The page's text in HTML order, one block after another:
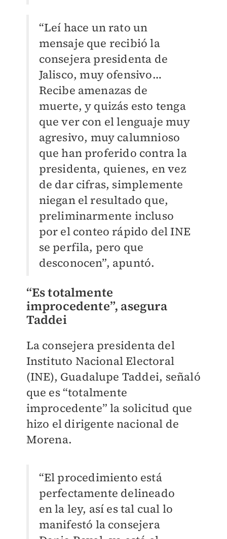
“Leí hace un rato un
mensaje que recibió la
consejera presidenta de
Jalisco, muy ofensivo…
Recibe amenazas de
muerte, y quizás esto tenga
que ver con el lenguaje muy
agresivo, muy calumnioso
que han proferido contra la
presidenta, quienes, en vez
de dar cifras, simplemente
niegan el resultado que,
preliminarmente incluso
por el conteo rápido del INE
se perfila, pero que
desconocen”, apuntó.
“Es totalmente
improcedente”, asegura
Taddei
La consejera presidenta del
Instituto Nacional Electoral
(INE), Guadalupe Taddei, señaló
que es “totalmente
improcedente” la solicitud que
hizo el dirigente nacional de
Morena.
“El procedimiento está
perfectamente delineado
en la ley, así es tal cual lo
manifestó la consejera